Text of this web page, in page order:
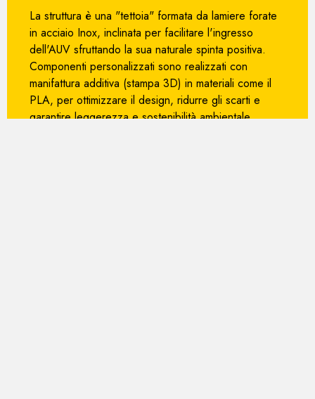
La struttura è una "tettoia" formata da lamiere forate
in acciaio Inox, inclinata per facilitare l'ingresso
dell'AUV sfruttando la sua naturale spinta positiva.
Componenti personalizzati sono realizzati con
manifattura additiva (stampa 3D) in materiali come il
PLA, per ottimizzare il design, ridurre gli scarti e
garantire leggerezza e sostenibilità ambientale.